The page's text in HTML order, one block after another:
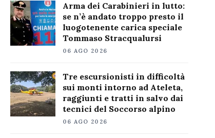
Arma dei Carabinieri in lutto:
se n’è andato troppo presto il
luogotenente carica speciale
Tommaso Stracqualursi
06 AGO 2026
Tre escursionisti in difficoltà
sui monti intorno ad Ateleta,
raggiunti e tratti in salvo dai
tecnici del Soccorso alpino
06 AGO 2026